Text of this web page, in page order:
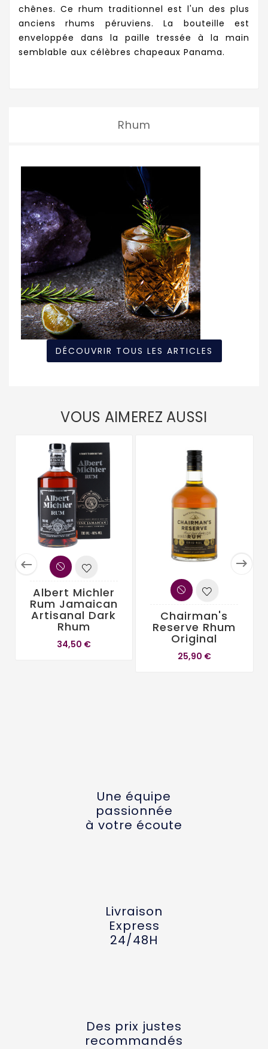
chênes. Ce rhum traditionnel est l'un des plus
anciens rhums péruviens. La bouteille est
enveloppée dans la paille tressée à la main
semblable aux célèbres chapeaux Panama.
Rhum
DÉCOUVRIR TOUS LES ARTICLES
VOUS AIMEREZ AUSSI
 
Albert Michler
Rum Jamaican
Artisanal Dark
Rhum
34,50 €
Chairman's
Reserve Rhum
Original
25,90 €
Une équipe
passionnée
à votre écoute
Livraison
Express
24/48H
Des prix justes
recommandés